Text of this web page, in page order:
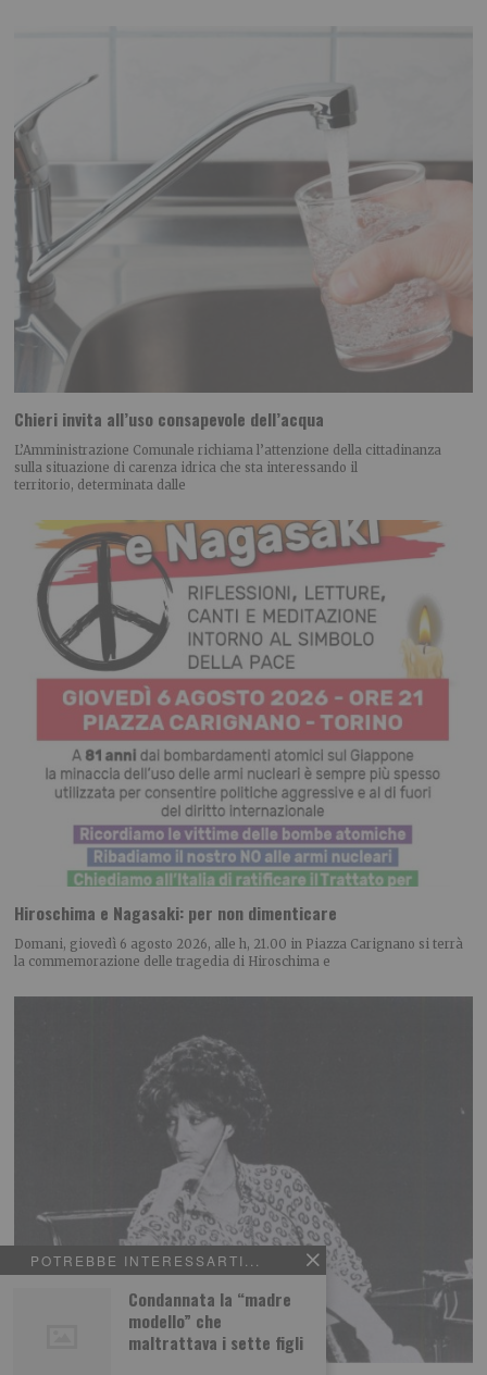
POTREBBE INTERESSARTI...
Condannata la “madre
modello” che
maltrattava i sette figli
Chieri invita all’uso consapevole dell’acqua
L’Amministrazione Comunale richiama l’attenzione della cittadinanza
sulla situazione di carenza idrica che sta interessando il
territorio, determinata dalle
Hiroschima e Nagasaki: per non dimenticare
Domani, giovedì 6 agosto 2026, alle h, 21.00 in Piazza Carignano si terrà
la commemorazione delle tragedia di Hiroschima e